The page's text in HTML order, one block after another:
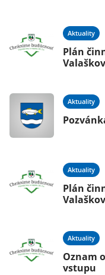
Aktuality
Plán
Aktuality
Aktuality
Plán
Aktuality
Oznam
vstupu